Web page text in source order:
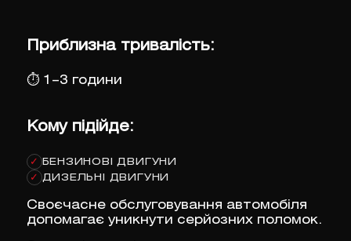
Приблизна тривалість:
⏱ 1–3 години
Кому підійде:
✓ БЕНЗИНОВІ ДВИГУНИ
✓ ДИЗЕЛЬНІ ДВИГУНИ
Своєчасне обслуговування автомобіля
допомагає уникнути серйозних поломок.